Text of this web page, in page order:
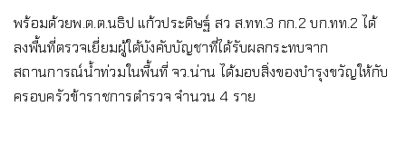
พร้อมด้วยพ.ต.ต.นธิป แก้วประดิษฐ์ สว ส.ทท.3 กก.2 บก.ทท.2 ได้
ลงพื้นที่ตรวจเยี่ยมผู้ใต้บังคับบัญชาที่ได้รับผลกระทบจาก
สถานการณ์น้ำท่วมในพื้นที่ จว.น่าน ได้มอบสิ่งของบำรุงขวัญให้กับ
ครอบครัวข้าราชการตำรวจ จำนวน 4 ราย